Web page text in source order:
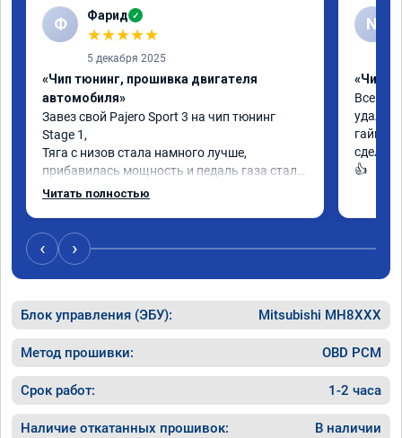
Ф Фарид ✓
★★★★★
5 декабря 2025
«Чип тюнинг, прошивка двигателя
автомобиля»
Завез свой Pajero Sport 3 на чип тюнинг
Stage 1,
Тяга с низов стала намного лучше,
прибавилась мощность и педаль газа стала
отзывчивее.
качественно!
Читал что в Австралии при покупке этих
машин сразу делают чип тюнинг, чтобы не
Завтра везу X7 на чип, Там по цифрам
результаты должны быть еще лучше)
Читать полностью
N
«Чип
Все
гайки
👍
‹ ›
Блок управления (ЭБУ): Mitsubishi MH8XXX
Метод прошивки: OBD PCM
Срок работ: 1-2 часа
Наличие откатанных прошивок: В наличии